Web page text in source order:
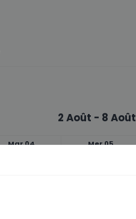
2 Août - 8 Août
Mar 04 Mer 05